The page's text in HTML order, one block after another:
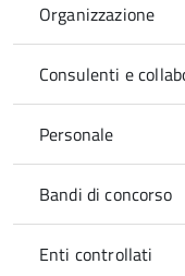
Organizzazione
Consulenti e
Personale
Bandi di concorso
Enti controllati